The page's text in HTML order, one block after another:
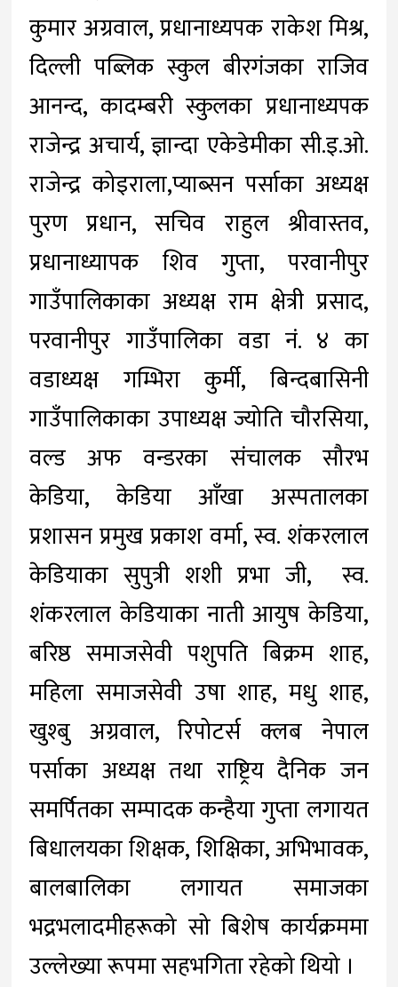
कुमार अग्रवाल, प्रधानाध्यपक राकेश मिश्र,
दिल्ली पब्लिक स्कुल बीरगंजका राजिव
आनन्द, कादम्बरी स्कुलका प्रधानाध्यपक
राजेन्द्र अचार्य, ज्ञान्दा एकेडेमीका सी.इ.ओ.
राजेन्द्र कोइराला,प्याब्सन पर्साका अध्यक्ष
पुरण प्रधान, सचिव राहुल श्रीवास्तव,
प्रधानाध्यापक शिव गुप्ता, परवानीपुर
गाउँपालिकाका अध्यक्ष राम क्षेत्री प्रसाद,
परवानीपुर गाउँपालिका वडा नं. ४ का
वडाध्यक्ष गम्भिरा कुर्मी, बिन्दबासिनी
गाउँपालिकाका उपाध्यक्ष ज्योति चौरसिया,
वल्ड अफ वन्डरका संचालक सौरभ
केडिया, केडिया आँखा अस्पतालका
प्रशासन प्रमुख प्रकाश वर्मा, स्व. शंकरलाल
केडियाका सुपुत्री शशी प्रभा जी, स्व.
शंकरलाल केडियाका नाती आयुष केडिया,
बरिष्ठ समाजसेवी पशुपति बिक्रम शाह,
महिला समाजसेवी उषा शाह, मधु शाह,
खुश्बु अग्रवाल, रिपोटर्स क्लब नेपाल
पर्साका अध्यक्ष तथा राष्ट्रिय दैनिक जन
समर्पितका सम्पादक कन्हैया गुप्ता लगायत
बिधालयका शिक्षक, शिक्षिका, अभिभावक,
बालबालिका लगायत समाजका
भद्रभलादमीहरूको सो बिशेष कार्यक्रममा
उल्लेख्या रूपमा सहभगिता रहेको थियो ।